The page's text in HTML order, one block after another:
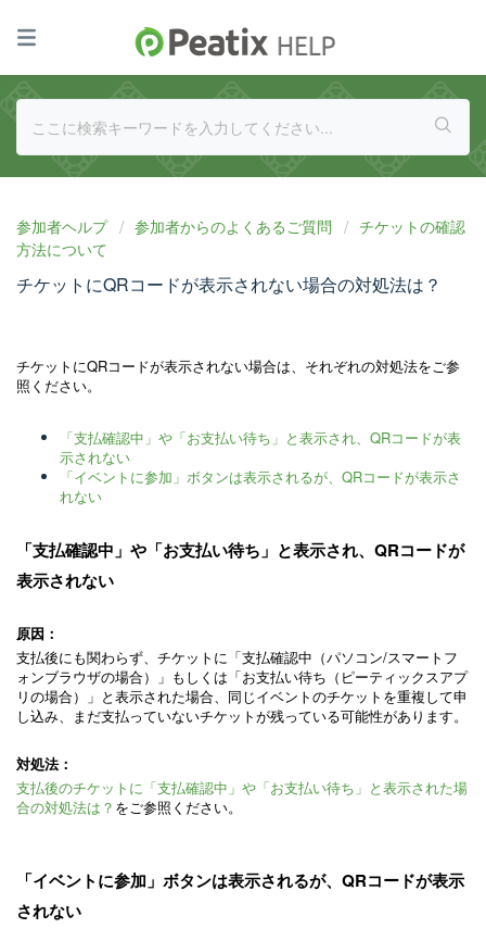
参加者ヘルプ 参加者からのよくあるご質問
チケットの確認
方法について
チケットにQRコードが表示されない場合の対処法は？
チケットにQRコードが表示されない場合は、それぞれの対処法をご参
照ください。
「支払確認中」や「お支払い待ち」と表示され、QRコードが表
示されない
「イベントに参加」ボタンは表示されるが、QRコードが表示さ
れない
「支払確認中」や「お支払い待ち」と表示され、QRコードが
表示されない
原因：
支払後にも関わらず、チケットに「支払確認中（パソコン/スマートフ
ォンブラウザの場合）」もしくは「お支払い待ち（ピーティックスアプ
リの場合）」と表示された場合、同じイベントのチケットを重複して申
し込み、まだ支払っていないチケットが残っている可能性があります。
対処法：
支払後のチケットに「支払確認中」や「お支払い待ち」と表示された場
合の対処法は？ をご参照ください。
「イベントに参加」ボタンは表示されるが、QRコードが表示
されない